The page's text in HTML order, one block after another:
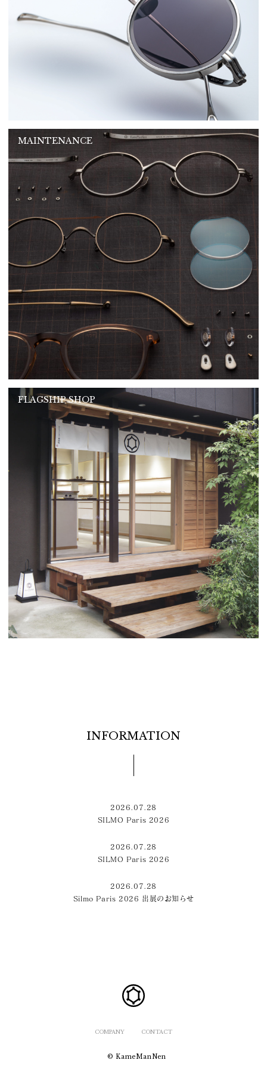
MAINTENANCE
FLAGSHIP SHOP
INFORMATION
2026.07.28
SILMO Paris 2026
2026.07.28
SILMO Paris 2026
2026.07.28
Silmo Paris 2026 出展のお知らせ
COMPANY CONTACT
© KameManNen